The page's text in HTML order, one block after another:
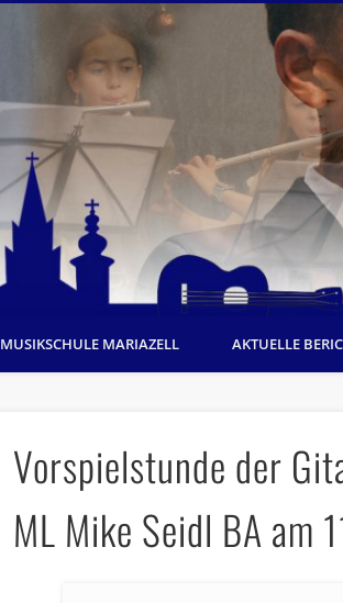
MUSIKSCHULE MARIAZELL AKTUELLE
Vorspielstunde der
ML Mike Seidl BA am